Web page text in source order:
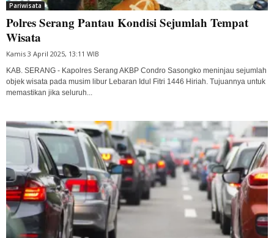
Pariwisata
Polres Serang Pantau Kondisi Sejumlah Tempat
Wisata
Kamis 3 April 2025, 13:11 WIB
KAB. SERANG - Kapolres Serang AKBP Condro Sasongko meninjau sejumlah
objek wisata pada musim libur Lebaran Idul Fitri 1446 Hiriah. Tujuannya untuk
memastikan jika seluruh...